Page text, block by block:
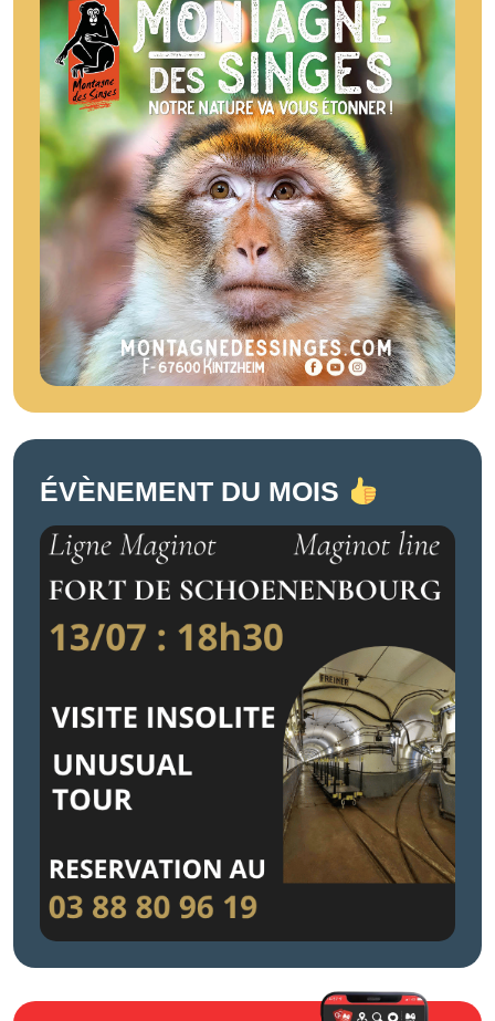
ÉVÈNEMENT DU MOIS